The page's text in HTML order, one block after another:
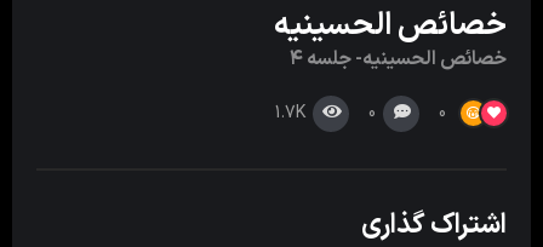
خصائص الحسینیه
خصائص الحسینیه- جلسه ۴
0
0
1.7K
اشتراک گذاری